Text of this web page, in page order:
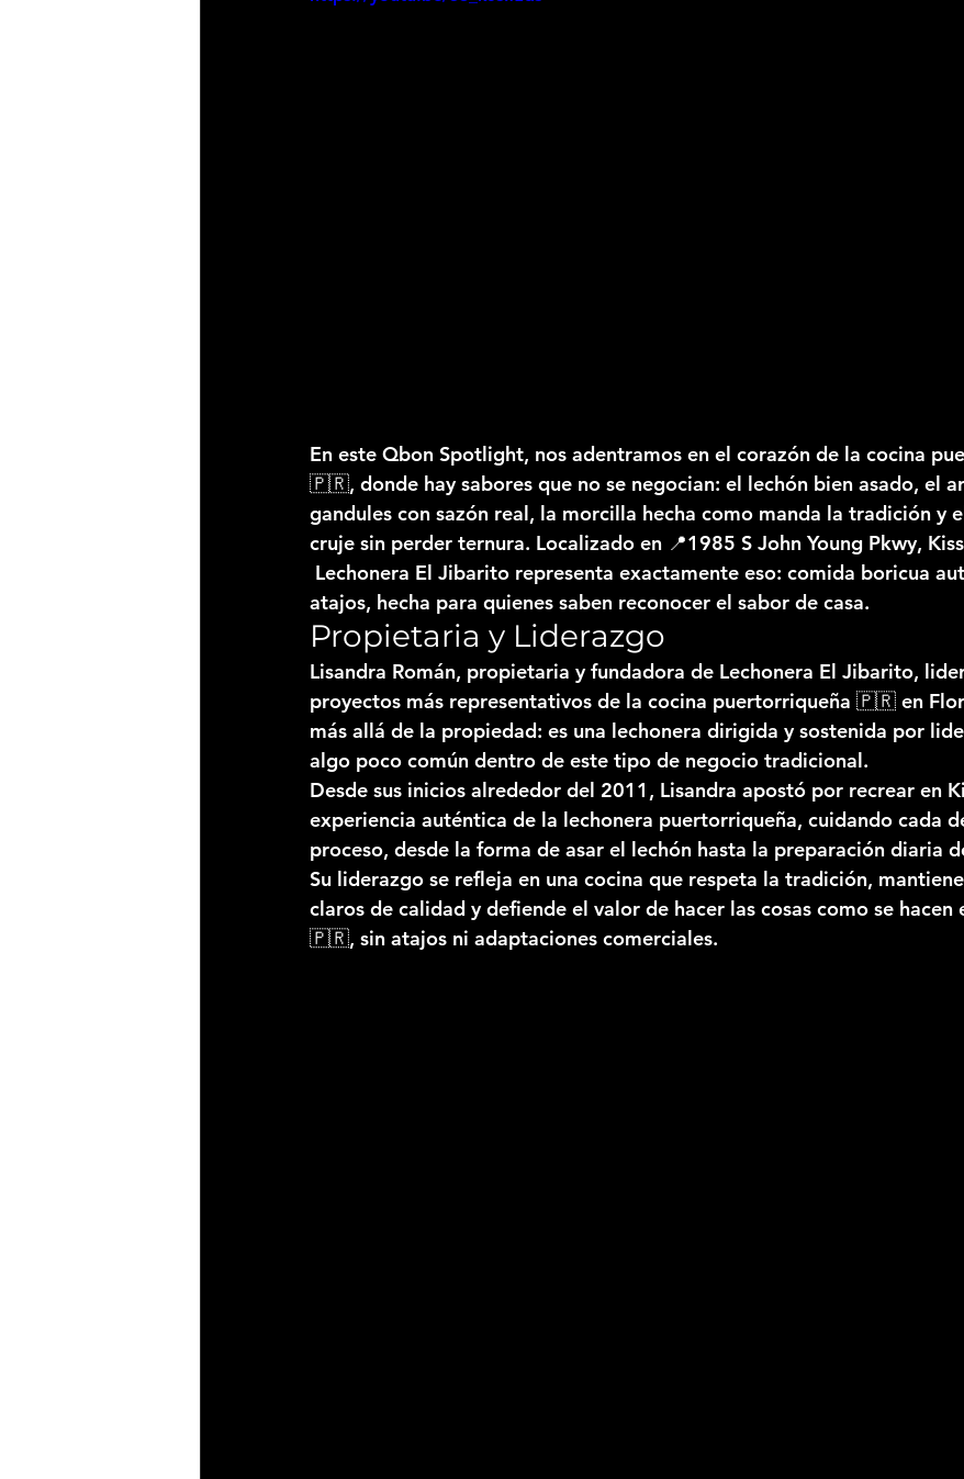
En este Qbon Spotlight, nos adentramos en el corazón de la cocina
🇵🇷, donde hay sabores que no se negocian: el lechón bien asado, el
gandules con sazón real, la morcilla hecha como manda la tradición y
cruje sin perder ternura. Localizado en 📍1985 S John Young Pkwy,
Lechonera El Jibarito representa exactamente eso: comida boricua
atajos, hecha para quienes saben reconocer el sabor de casa.
Propietaria y Liderazgo
Lisandra Román, propietaria y fundadora de Lechonera El Jibarito,
proyectos más representativos de la cocina puertorriqueña 🇵🇷 en
más allá de la propiedad: es una lechonera dirigida y sostenida por
algo poco común dentro de este tipo de negocio tradicional.
Desde sus inicios alrededor del 2011 , Lisandra apostó por recrear en
experiencia auténtica de la lechonera puertorriqueña, cuidando cada
proceso, desde la forma de asar el lechón hasta la preparación diaria
Su liderazgo se refleja en una cocina que respeta la tradición,
claros de calidad y defiende el valor de hacer las cosas como se hacen
🇵🇷, sin atajos ni adaptaciones comerciales.